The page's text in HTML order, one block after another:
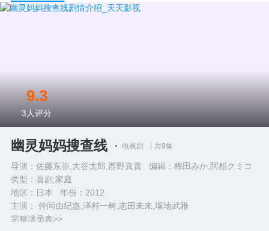
幽灵妈妈搜查线 电视剧 共9集
导演：佐藤东弥,大谷太郎,西野真貴 编辑：梅田みか,阿相クミコ
类型： 喜剧,家庭
地区：日本 年份： 2012
主演： 仲间由纪惠,泽村一树,志田未来,塚地武雅
完整演员表>>
9.3
3 人评分